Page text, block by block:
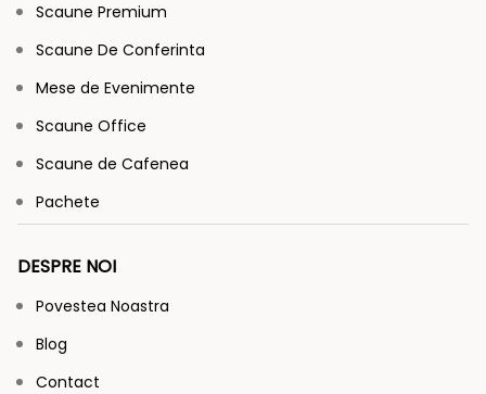
Scaune Premium
Scaune De Conferinta
Mese de Evenimente
Scaune Office
Scaune de Cafenea
Pachete
DESPRE NOI
Povestea Noastra
Blog
Contact